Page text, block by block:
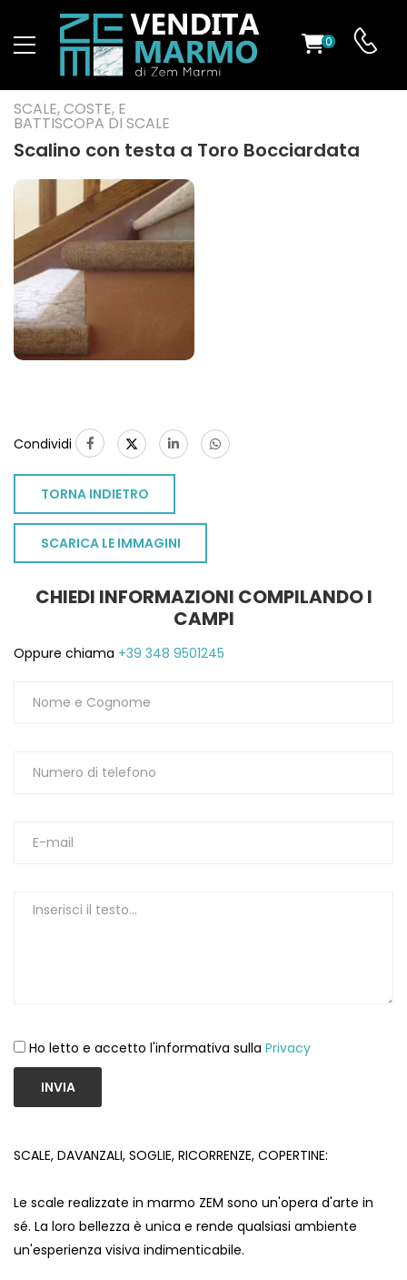
0
SCALE, COSTE, E
BATTISCOPA DI SCALE
Scalino con testa a Toro Bocciardata
Condividi
TORNA INDIETRO
SCARICA LE IMMAGINI
CHIEDI INFORMAZIONI COMPILANDO I
CAMPI
Oppure chiama +39 348 9501245
Ho letto e accetto l'informativa sulla Privacy
INVIA
SCALE, DAVANZALI, SOGLIE, RICORRENZE, COPERTINE:
Le scale realizzate in marmo ZEM sono un'opera d'arte in
sé. La loro bellezza è unica e rende qualsiasi ambiente
un'esperienza visiva indimenticabile.